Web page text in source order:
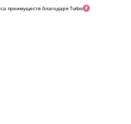
преимуществ благодаря Turbo